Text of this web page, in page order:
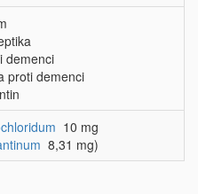
demenci
proti demenci
10 mg
8,31 mg)